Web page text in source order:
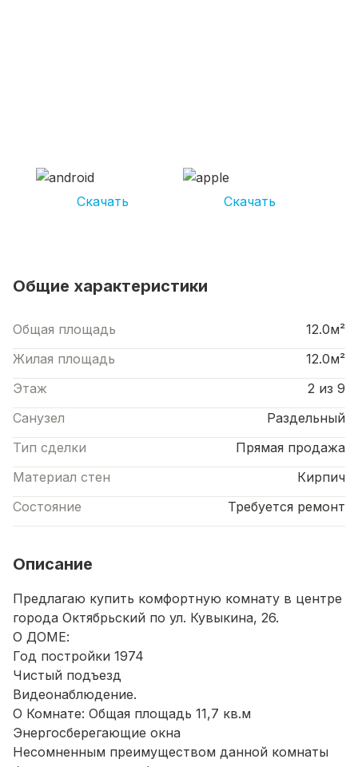
Скачать Скачать
Общие характеристики
Общая площадь
12.0м²
Жилая площадь
12.0м²
Этаж
2 из 9
Санузел
Раздельный
Тип сделки
Прямая продажа
Материал стен
Кирпич
Состояние
Требуется ремонт
Описание
Предлагаю купить комфортную комнату в центре
города Октябрьский пo ул. Кувыкина, 26.
О ДОМЕ:
Год постройки 1974
Чистый подъезд
Видеонаблюдение.
О Комнате: Общая площадь 11,7 кв.м
Энергосберегающие окна
Несомненным преимуществом данной комнаты